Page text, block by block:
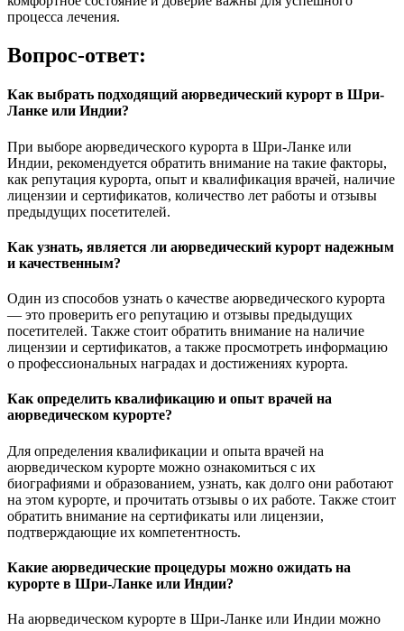
процесса лечения.
Вопрос-ответ:
Как выбрать подходящий аюрведический курорт в Шри-
Ланке или Индии?
При выборе аюрведического курорта в Шри-Ланке или
Индии, рекомендуется обратить внимание на такие факторы,
как репутация курорта, опыт и квалификация врачей, наличие
лицензии и сертификатов, количество лет работы и отзывы
предыдущих посетителей.
Как узнать, является ли аюрведический курорт надежным
и качественным?
Один из способов узнать о качестве аюрведического курорта
— это проверить его репутацию и отзывы предыдущих
посетителей. Также стоит обратить внимание на наличие
лицензии и сертификатов, а также просмотреть информацию
о профессиональных наградах и достижениях курорта.
Как определить квалификацию и опыт врачей на
аюрведическом курорте?
Для определения квалификации и опыта врачей на
аюрведическом курорте можно ознакомиться с их
биографиями и образованием, узнать, как долго они работают
на этом курорте, и прочитать отзывы о их работе. Также стоит
обратить внимание на сертификаты или лицензии,
подтверждающие их компетентность.
Какие аюрведические процедуры можно ожидать на
курорте в Шри-Ланке или Индии?
На аюрведическом курорте в Шри-Ланке или Индии можно